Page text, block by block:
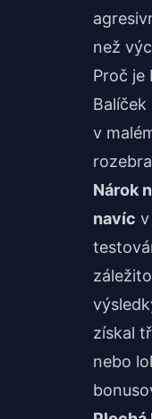
než
Proč je
v
Nárok
navíc
získal
nebo